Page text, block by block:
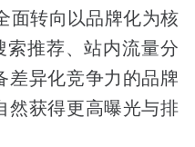
面转向以品牌化为核
索推荐、站内流量分
差异化竞争力的品牌
然获得更高曝光与排